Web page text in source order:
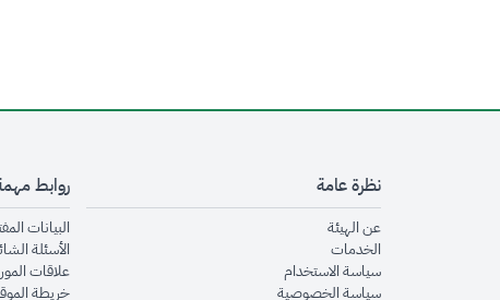
نظرة عامة
عن الهيئةopens in new window
الخدماتopens in new window
سياسة الاستخدام
سياسة الخصوصيةopens in new window
روابط
البيانات
الأسئلة
علاقات
خريطة